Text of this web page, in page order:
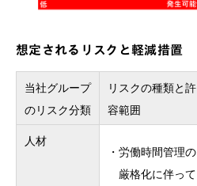
想定されるリスクと軽減措置
当社グループ
のリスク分類
リスクの種類と許
容範囲
人材
・ 労働時間管理の
厳格化に伴って